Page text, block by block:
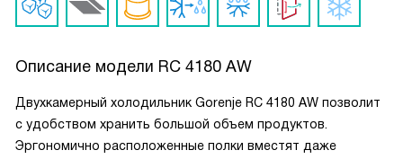
Описание модели RC 4180 AW
Двухкамерный холодильник Gorenje RC 4180 AW позволит
с удобством хранить большой объем продуктов.
Эргономично расположенные полки вместят даже